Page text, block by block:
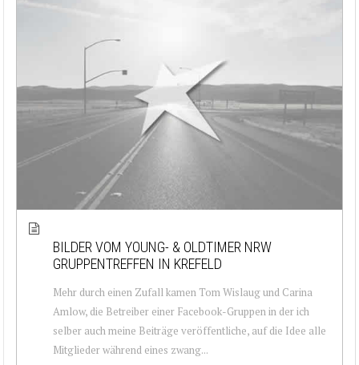
BILDER VOM YOUNG- & OLDTIMER NRW
GRUPPENTREFFEN IN KREFELD
Mehr durch einen Zufall kamen Tom Wislaug und Carina
Amlow, die Betreiber einer Facebook-Gruppen in der ich
selber auch meine Beiträge veröffentliche, auf die Idee alle
Mitglieder während eines zwang...